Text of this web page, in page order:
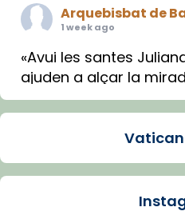
Arquebisbat de
1 week ago
«Avui les santes
ajuden a alçar la
Mons. Sergi Gordo,
Santes de Mataró.
🔗tinyurl.com/cvu5jmbk